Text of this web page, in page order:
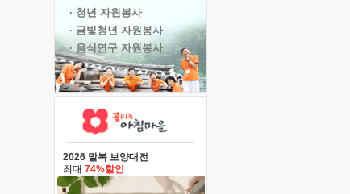
· 청년 자원봉사
· 금빛청년 자원봉사
· 음식연구 자원봉사
2026 말복 보양대전
최대 74%할인